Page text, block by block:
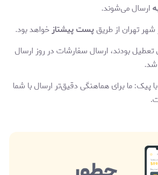
ارسال می‌شوند.
شهر تهران از طریقپست پیشتازخواهد بود.
تعطیل بودند، ارسال سفارشات در روز ارسال
شد.
پیک: ما برای هماهنگی دقیق‌تر ارسال با شما